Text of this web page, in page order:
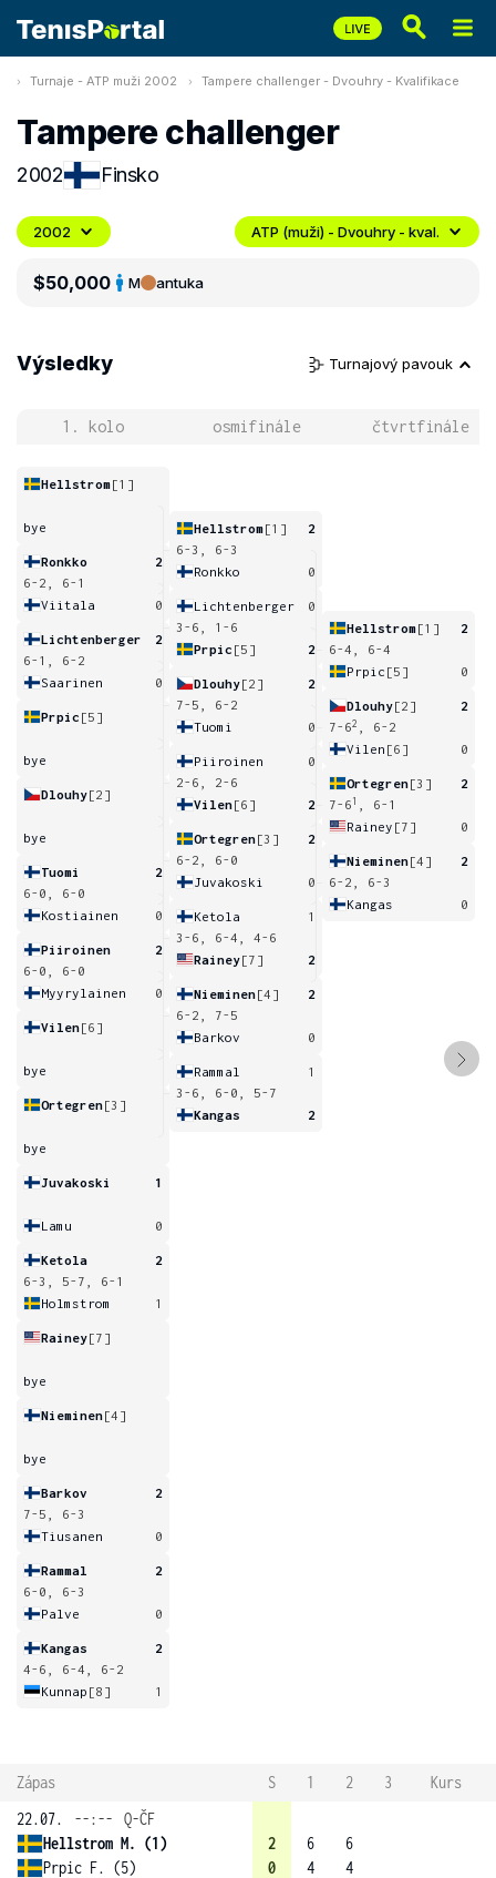
Turnaje - ATP muži 2002 Tampere challenger - Dvouhry - Kvalifikace
Tampere challenger
2002 Finsko
2002 ATP (muži) - Dvouhry - kval.
$50,000 M antuka
Výsledky Turnajový pavouk
1. kolo osmifinále čtvrtfinále
Hellstrom[1]
bye
Ronkko
2
6-2, 6-1
Viitala
0
Lichtenberger
2
6-1, 6-2
Saarinen
0
Prpic [5]
bye
Dlouhy[2]
bye
Tuomi
2
6-0, 6-0
Kostiainen
0
Piiroinen
2
6-0, 6-0
Myyrylainen
0
Vilen[6]
bye
Ortegren[3]
bye
Juvakoski 1
Lamu 0
Ketola
2
6-3, 5-7, 6-1
Holmstrom
1
Rainey[7]
bye
Nieminen[4]
bye
Barkov
2
7-5, 6-3
Tiusanen
0
Rammal
2
6-0, 6-3
Palve
0
Kangas
2
4-6, 6-4, 6-2
Kunnap [8] 1
Hellstrom[1]
2
6-3, 6-3
Ronkko
0
Lichtenberger
0
3-6, 1-6
Prpic [5] 2
Dlouhy[2]
2
7-5, 6-2
Tuomi
0
Piiroinen
0
2-6, 2-6
Vilen[6] 2
Ortegren[3]
2
6-2, 6-0
Juvakoski
0
Ketola
1
3-6, 6-4, 4-6
Rainey[7] 2
Nieminen[4]
2
6-2, 7-5
Barkov
0
Rammal
1
3-6, 6-0, 5-7
Kangas
2
Hellstrom[1]
2
6-4, 6-4
Prpic [5] 0
Dlouhy[2]
2
7-62
, 6-2
Vilen [6] 0
Ortegren[3]
2
7-6 1
, 6-1
Rainey [7] 0
Nieminen[4]
2
6-2, 6-3
Kangas
0
Zápas S 1 2 3
Kurs
22.07.
--:--
Q-ČF
Hellstrom M. (1)
Prpic F. (5)
2
0
6
4
6
4